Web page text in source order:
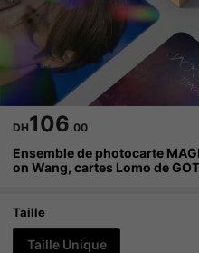
DH106.00
Ensemble de photocarte
on Wang, cartes Lomo de
Taille
Taille Unique